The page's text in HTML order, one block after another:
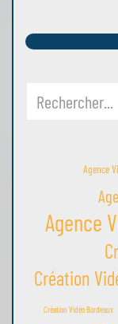
Agence
Agence
Création
Création Vidéo Bordeaux